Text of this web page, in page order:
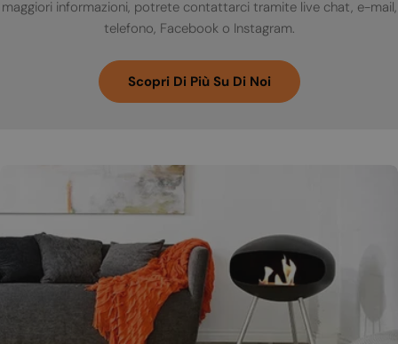
maggiori informazioni, potrete contattarci tramite live chat, e-mail,
telefono, Facebook o Instagram.
Scopri Di Più Su Di Noi